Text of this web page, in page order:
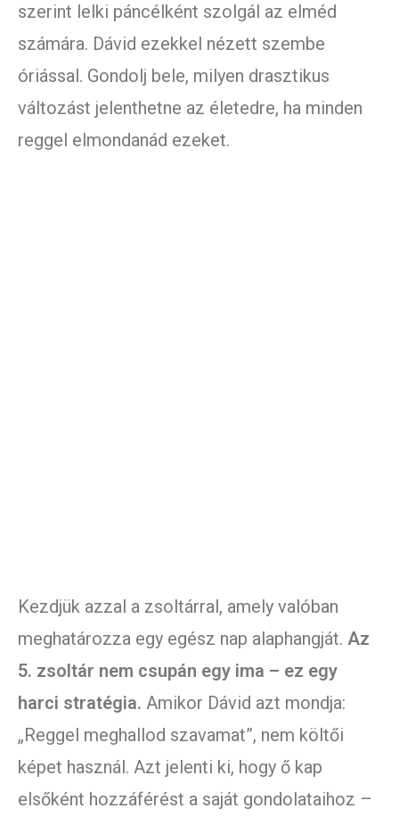
szerint lelki páncélként szolgál az elméd
számára. Dávid ezekkel nézett szembe
óriással. Gondolj bele, milyen drasztikus
változást jelenthetne az életedre, ha minden
reggel elmondanád ezeket.
Kezdjük azzal a zsoltárral, amely valóban
meghatározza egy egész nap alaphangját. Az
5. zsoltár nem csupán egy ima – ez egy
harci stratégia. Amikor Dávid azt mondja:
„Reggel meghallod szavamat”, nem költői
képet használ. Azt jelenti ki, hogy ő kap
elsőként hozzáférést a saját gondolataihoz –